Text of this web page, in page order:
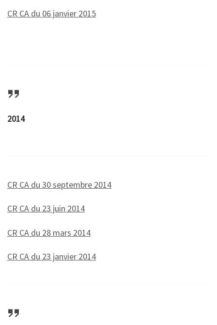
CR CA du 06 janvier 2015
2014
CR CA du 30 septembre 2014
CR CA du 23 juin 2014
CR CA du 28 mars 2014
CR CA du 23 janvier 2014